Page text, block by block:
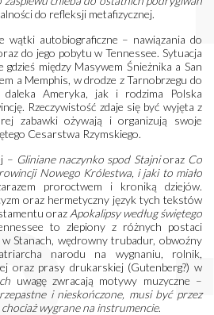
do refleksji metafizycznej.
wątki autobiograficzne – nawiązania do
do jego pobytu w Tennessee. Sytuacja
między Masywem Śnieżnika a San
a Memphis, w drodze z Tarnobrzegu do
Ameryka, jak i rodzima Polska
Rzeczywistość zdaje się być wyjęta z
zabawki ożywają i organizują swoje
Cesarstwa Rzymskiego.
– Gliniane naczynko spod Stajnioraz Co
Nowego Królestwa, i jaki to miało
proroctwem i kroniką dziejów.
oraz hermetyczny język tych tekstów
oraz Apokalipsy według świętego
to zlepiony z różnych postaci
Stanach, wędrowny trubadur, obwoźny
narodu na wygnaniu, rolnik,
oraz prasy drukarskiej (Gutenberg?) w
uwagę zwracają motywy muzyczne –
i nieskończone, musi być przez
wygrane na instrumencie.